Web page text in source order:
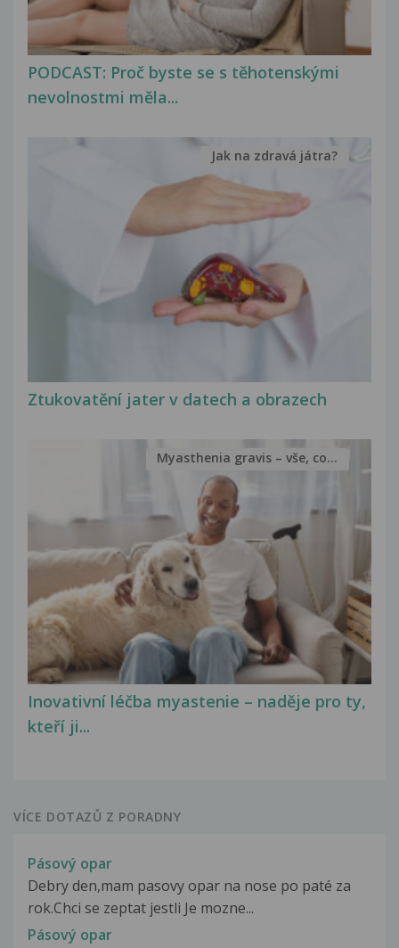
PODCAST: Proč byste se s těhotenskými
nevolnostmi měla...
Ztukovatění jater v datech a obrazech
Jak na zdravá játra?
Inovativní léčba myastenie – naděje pro ty,
kteří ji...
Myasthenia gravis – vše, co...
VÍCE DOTAZŮ Z PORADNY
Pásový opar
Debry den,mam pasovy opar na nose po paté za
rok.Chci se zeptat jestli Je mozne...
Pásový opar